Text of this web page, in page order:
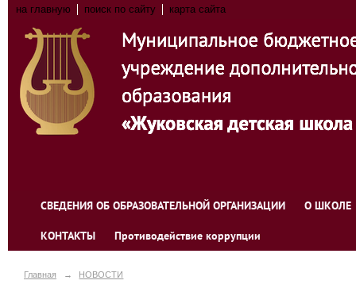
на главную поиск по сайту карта сайта
СВЕДЕНИЯ ОБ ОБРАЗОВАТЕЛЬНОЙ ОРГАНИЗАЦИИ О ШКОЛЕ
КОНТАКТЫ Противодействие коррупции
Главная → НОВОСТИ